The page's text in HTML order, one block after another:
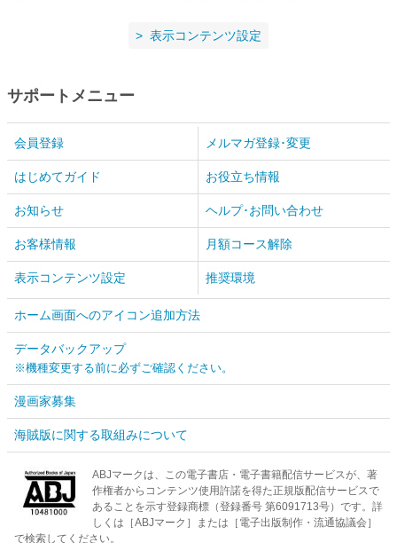
表示コンテンツ設定
サポートメニュー
会員登録 メルマガ登録･変更
はじめてガイド お役立ち情報
お知らせ ヘルプ･お問い合わせ
お客様情報 月額コース解除
表示コンテンツ設定 推奨環境
ホーム画面へのアイコン追加方法
データバックアップ
※機種変更する前に必ずご確認ください。
漫画家募集
海賊版に関する取組みについて
ABJマークは、この電子書店・電子書籍配信サービスが、著
作権者からコンテンツ使用許諾を得た正規版配信サービスで
あることを示す登録商標（登録番号 第6091713号）です。詳
しくは［ABJマーク］または［電子出版制作・流通協議会］
で検索してください。